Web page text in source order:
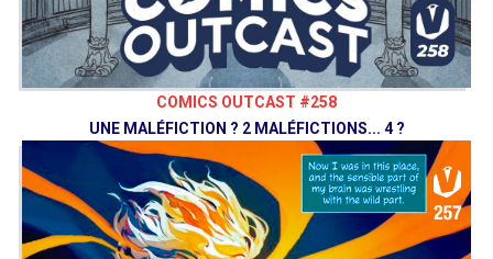
COMICS OUTCAST #258
UNE MALÉFICTION ? 2 MALÉFICTIONS... 4 ?